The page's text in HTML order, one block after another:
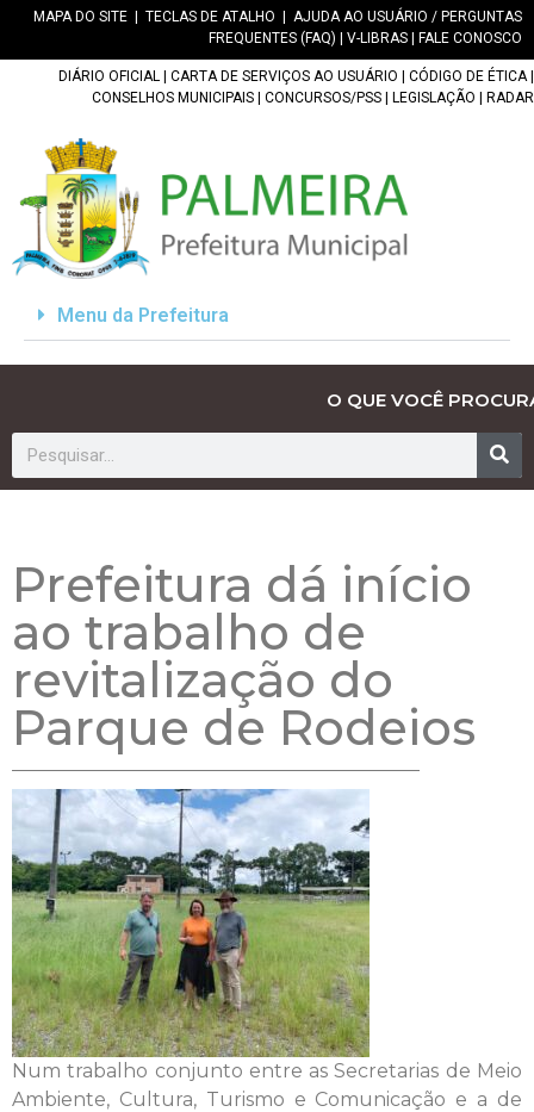
MAPA DO SITE TECLAS DE ATALHO
AJUDA AO USUÁRIO / PERGUNTAS
FREQUENTES (FAQ)
V-LIBRAS FALE CONOSCO
DIÁRIO OFICIAL CARTA DE SERVIÇOS AO USUÁRIO CÓDIGO DE ÉTICA|
CONSELHOS MUNICIPAIS
CONCURSOS/PSS LEGISLAÇÃO RADAR
Menu da Prefeitura
O QUE VOCÊ
Prefeitura dá início
ao trabalho de
revitalização do
Parque de Rodeios
Num trabalho conjunto entre as Secretarias de Meio
Ambiente, Cultura, Turismo e Comunicação e a de